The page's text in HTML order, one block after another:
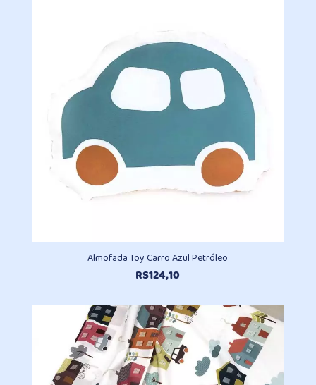
Almofada Toy Carro Azul Petróleo
R$124,10